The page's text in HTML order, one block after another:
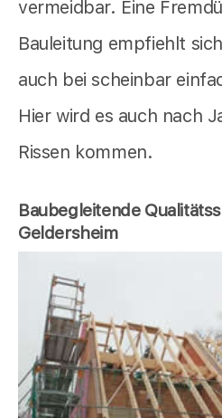
vermeidbar. Eine
Bauleitung empfiehlt
auch bei scheinbar
Hier wird es auch nach
Rissen kommen.
Baubegleitende
Geldersheim